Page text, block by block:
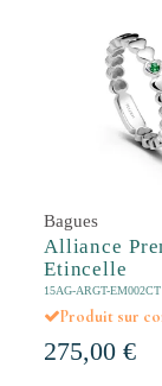
Bagues
Alliance
Etincelle
15AG-ARGT-EM002CT
Produit sur
275,00 €